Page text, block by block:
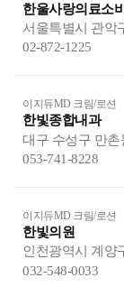
한울사랑의료소
서울특별시 관악
02-872-1225
이지듀MD 크림/로션
한빛종합내과
대구 수성구 만촌
053-741-8228
이지듀MD 크림/로션
한빛의원
인천광역시 계양
032-548-0033